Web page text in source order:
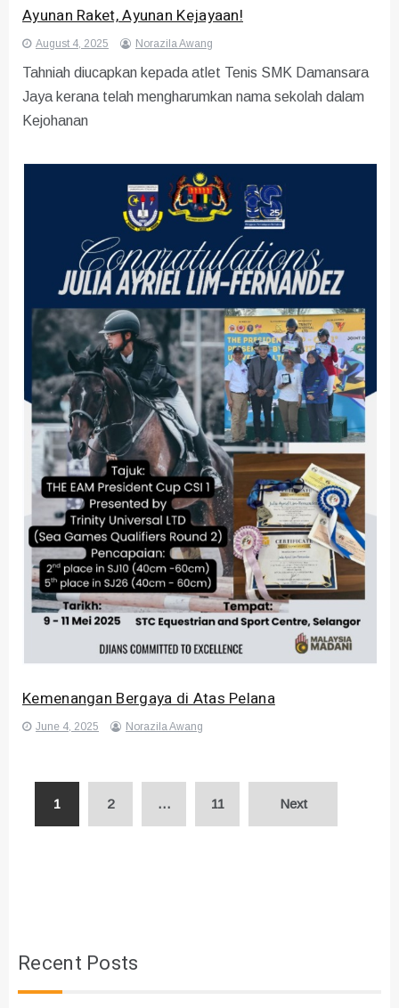
Ayunan Raket, Ayunan Kejayaan!
August 4, 2025 Norazila Awang
Tahniah diucapkan kepada atlet Tenis SMK Damansara
Jaya kerana telah mengharumkan nama sekolah dalam
Kejohanan
Kemenangan Bergaya di Atas Pelana
June 4, 2025 Norazila Awang
1 2 … 11 Next
Recent Posts